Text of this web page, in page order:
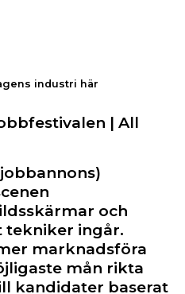
industri här
| All
och
tekniker ingår.
marknadsföra
mån rikta
kandidater baserat